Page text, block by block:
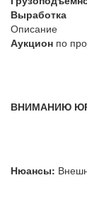
Выработка
Описание
Аукцион по
ВНИМАНИЮ
Нюансы: